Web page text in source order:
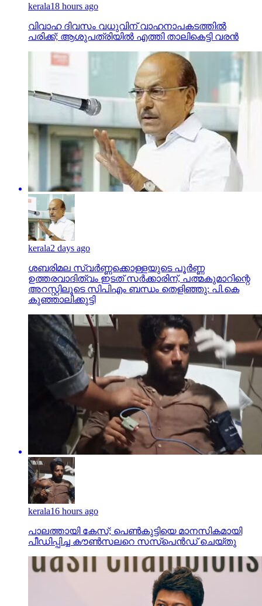
kerala18 hours ago
വിവാഹ ദിവസം വധുവിന് വാഹനാപകടത്തില്‍
പരിക്ക്; ആശുപത്രിയില്‍ എത്തി താലികെട്ടി വരന്‍
kerala2 days ago
ശബരിമല സ്വര്‍ണ്ണക്കൊള്ളയുടെ പൂര്‍ണ്ണ
ഉത്തരവാദിത്വം ഇടത് സര്‍ക്കാരിന്, പത്മകുമാറിന്റെ
അറസ്റ്റിലൂടെ സിപിഎം ബന്ധം തെളിഞ്ഞു: പി.കെ
കുഞ്ഞാലിക്കുട്ടി
kerala16 hours ago
പാലത്തായി കേസ്; പെൺകുട്ടിയെ മാനസികമായി
പീഡിപ്പിച്ച കൗൺസലറെ സസ്പെൻഡ് ചെയ്തു